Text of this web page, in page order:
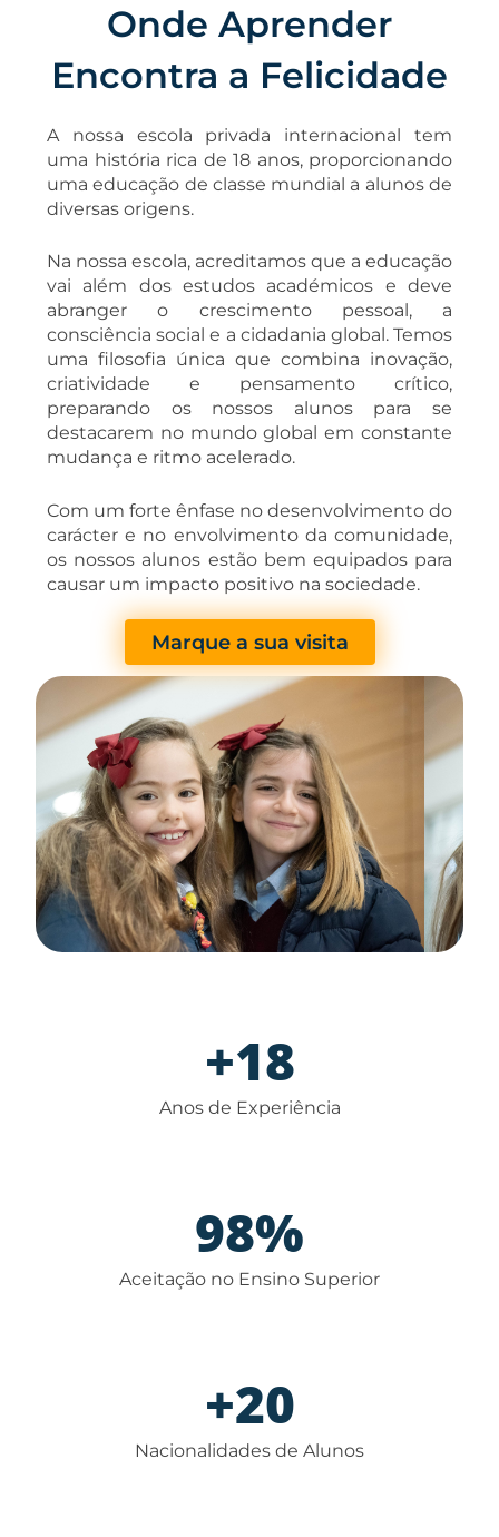
Onde Aprender
Encontra a Felicidade
A nossa escola privada internacional tem
uma história rica de 18 anos, proporcionando
uma educação de classe mundial a alunos de
diversas origens.
Na nossa escola, acreditamos que a educação
vai além dos estudos académicos e deve
abranger o crescimento pessoal, a
consciência social e a cidadania global. Temos
uma filosofia única que combina inovação,
criatividade e pensamento crítico,
preparando os nossos alunos para se
destacarem no mundo global em constante
mudança e ritmo acelerado.
Com um forte ênfase no desenvolvimento do
carácter e no envolvimento da comunidade,
os nossos alunos estão bem equipados para
causar um impacto positivo na sociedade.
Marque a sua visita
Anos de Experiência
+18
Aceitação no Ensino Superior
98%
Nacionalidades de Alunos
+20